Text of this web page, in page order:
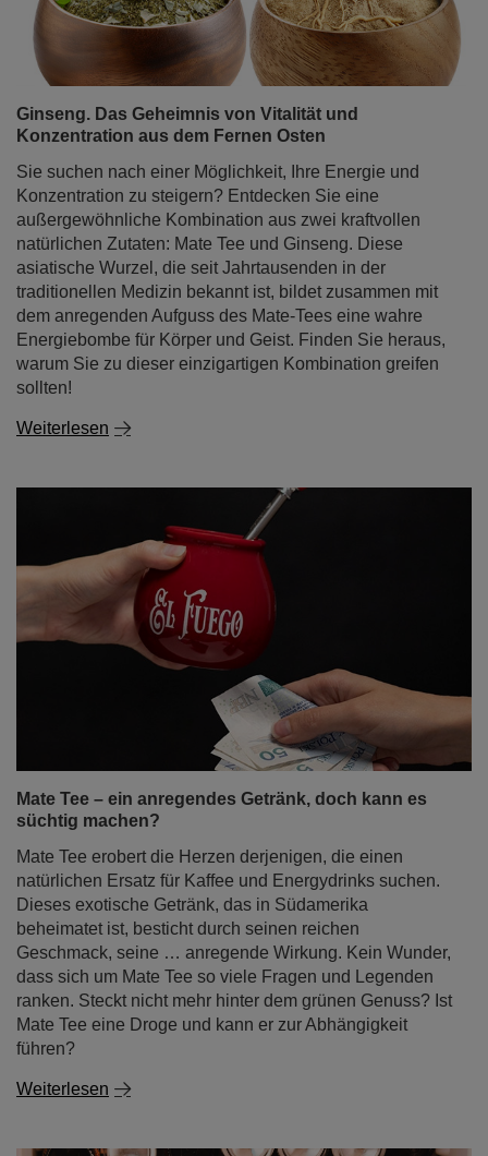
Ginseng. Das Geheimnis von Vitalität und
Konzentration aus dem Fernen Osten
Sie suchen nach einer Möglichkeit, Ihre Energie und
Konzentration zu steigern? Entdecken Sie eine
außergewöhnliche Kombination aus zwei kraftvollen
natürlichen Zutaten: Mate Tee und Ginseng. Diese
asiatische Wurzel, die seit Jahrtausenden in der
traditionellen Medizin bekannt ist, bildet zusammen mit
dem anregenden Aufguss des Mate-Tees eine wahre
Energiebombe für Körper und Geist. Finden Sie heraus,
warum Sie zu dieser einzigartigen Kombination greifen
sollten!
Weiterlesen
Mate Tee – ein anregendes Getränk, doch kann es
süchtig machen?
Mate Tee erobert die Herzen derjenigen, die einen
natürlichen Ersatz für Kaffee und Energydrinks suchen.
Dieses exotische Getränk, das in Südamerika
beheimatet ist, besticht durch seinen reichen
Geschmack, seine … anregende Wirkung. Kein Wunder,
dass sich um Mate Tee so viele Fragen und Legenden
ranken. Steckt nicht mehr hinter dem grünen Genuss? Ist
Mate Tee eine Droge und kann er zur Abhängigkeit
führen?
Weiterlesen